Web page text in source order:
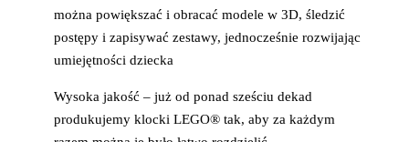
można powiększać i obracać modele w 3D, śledzić
postępy i zapisywać zestawy, jednocześnie rozwijając
umiejętności dziecka
Wysoka jakość – już od ponad sześciu dekad
produkujemy klocki LEGO® tak, aby za każdym